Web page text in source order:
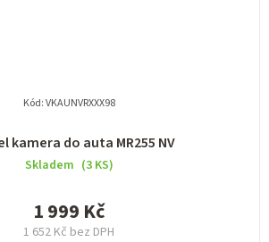
kamera do auta MR255 NV
Skladem (3 KS)
1 652 Kč bez DPH
1 999 Kč
Kód:VKAUNVRXXX98